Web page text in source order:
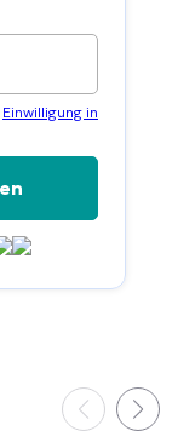
Einwilligung in